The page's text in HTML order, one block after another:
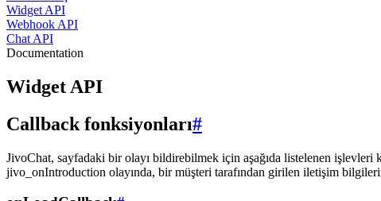
Widget API
Webhook API
Chat API
Documentation
Widget API
Callback fonksiyonları#
JivoChat, sayfadaki bir olayı bildirebilmek için aşağıda listelenen
jivo_onIntroduction olayında, bir müşteri tarafından girilen iletişim